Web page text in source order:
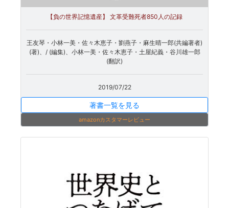
【負の世界記憶遺産】 文革受難死者850人の記録
王友琴・小林一美・佐々木恵子・劉燕子・麻生晴一郎(共編著者)
(著)、/ (編集)、小林一美・佐々木恵子・土屋紀義・谷川雄一郎
(翻訳)
2019/07/22
著書一覧を見る
amazonカスタマーレビュー